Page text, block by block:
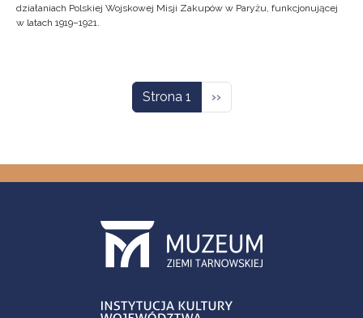
działaniach Polskiej Wojskowej Misji Zakupów w Paryżu, funkcjonującej
w latach 1919–1921.
Strona 1 Następna strona
››